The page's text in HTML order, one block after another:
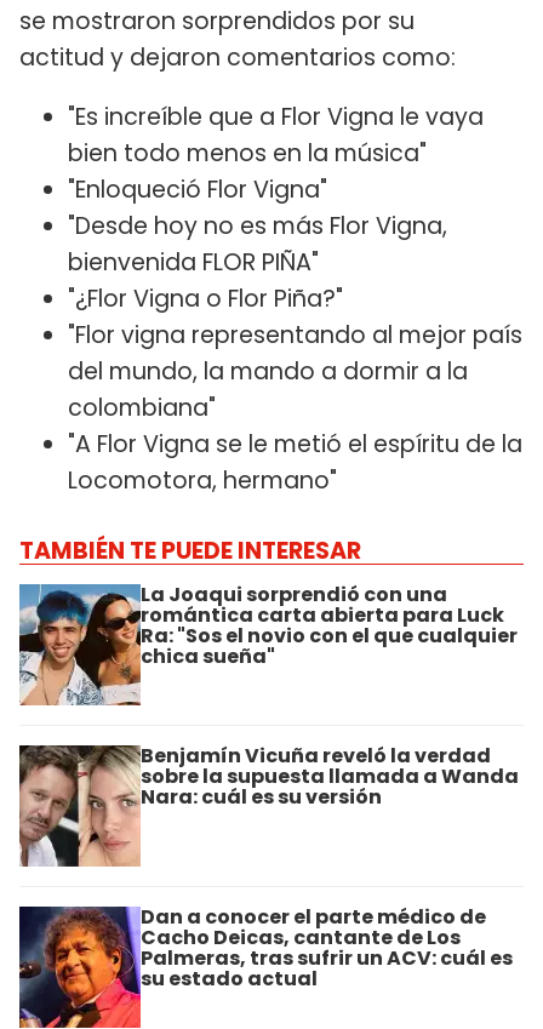
se mostraron sorprendidos por su
actitud y dejaron comentarios como:
"Es increíble que a Flor Vigna le vaya
bien todo menos en la música"
"Enloqueció Flor Vigna"
"Desde hoy no es más Flor Vigna,
bienvenida FLOR PIÑA"
"¿Flor Vigna o Flor Piña?"
"Flor vigna representando al mejor país
del mundo, la mando a dormir a la
colombiana"
"A Flor Vigna se le metió el espíritu de la
Locomotora, hermano"
TAMBIÉN TE PUEDE INTERESAR
La Joaqui sorprendió con una
romántica carta abierta para Luck
Ra: "Sos el novio con el que cualquier
chica sueña"
Benjamín Vicuña reveló la verdad
sobre la supuesta llamada a Wanda
Nara: cuál es su versión
Dan a conocer el parte médico de
Cacho Deicas, cantante de Los
Palmeras, tras sufrir un ACV: cuál es
su estado actual